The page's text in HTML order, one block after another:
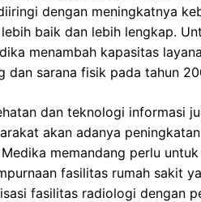
dengan meningkatnya
baik dan lebih lengkap.
menambah kapasitas
dan sarana fisik pada tahun
dan teknologi informasi
akan adanya
memandang perlu
fasilitas rumah sakit
fasilitas radiologi dengan